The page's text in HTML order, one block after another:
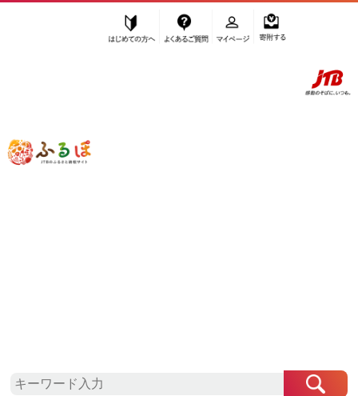
ふるぽ JTBのふるさと納税サイト
「ふるさと納税」TOP
その他米